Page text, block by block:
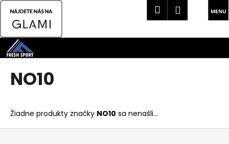
Prejsť
na
obsah
Hľadať
NO10
Žiadne produkty značky NO10 sa nenašli...
K
š
k
Späť
Späť
Č
o
p
t
r
Z